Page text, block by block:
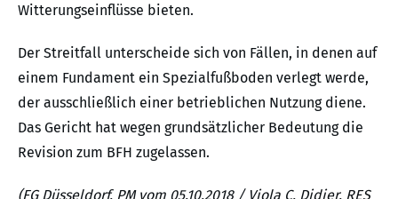
Witterungseinflüsse bieten.
Der Streitfall unterscheide sich von Fällen, in denen auf
einem Fundament ein Spezialfußboden verlegt werde,
der ausschließlich einer betrieblichen Nutzung diene.
Das Gericht hat wegen grundsätzlicher Bedeutung die
Revision zum BFH zugelassen.
(FG Düsseldorf, PM vom 05.10.2018 / Viola C. Didier, RES